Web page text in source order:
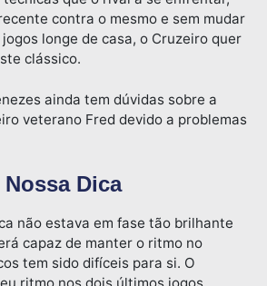
contra o mesmo e sem mudar
longe de casa, o Cruzeiro quer
clássico.
ainda tem dúvidas sobre a
veterano Fred devido a problemas
Nossa Dica
não estava em fase tão brilhante
capaz de manter o ritmo no
tem sido difíceis para si. O